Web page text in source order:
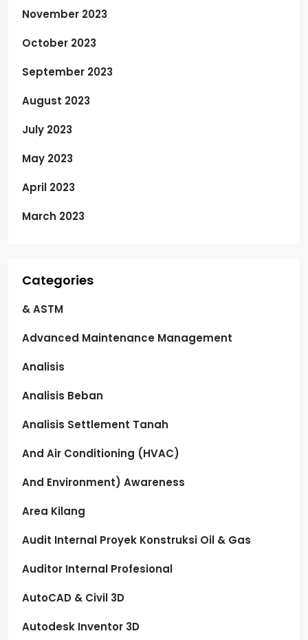
November 2023
October 2023
September 2023
August 2023
July 2023
May 2023
April 2023
March 2023
Categories
& ASTM
Advanced Maintenance Management
Analisis
Analisis Beban
Analisis Settlement Tanah
And Air Conditioning (HVAC)
And Environment) Awareness
Area Kilang
Audit Internal Proyek Konstruksi Oil & Gas
Auditor Internal Profesional
AutoCAD & Civil 3D
Autodesk Inventor 3D